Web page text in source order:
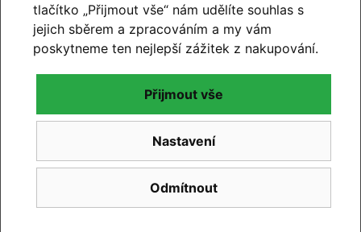
prohlédnout hodnocení
na Google.com
99% hodnocení
zákazníků
prohlédnout hodnocení
tlačítko „Přijmout vše“ nám udělíte souhlas s
jejich sběrem a zpracováním a my vám
poskytneme ten nejlepší zážitek z nakupování.
Odmítnout
Nastavení
Přijmout vše